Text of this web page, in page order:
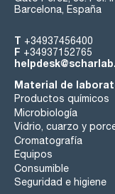
Barcelona, España
T +34937456400
F +34937152765
Material de
Productos químicos
Microbiología
Vidrio, cuarzo y
Cromatografía
Equipos
Consumible
Seguridad e higiene